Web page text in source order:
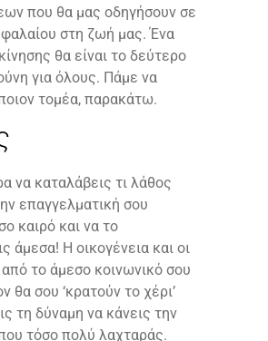
που θα μας οδηγήσουν σε
στη ζωή μας. Ένα
θα είναι το δεύτερο
για όλους. Πάμε να
τομέα, παρακάτω.
να καταλάβεις τι λάθος
επαγγελματική σου
καιρό και να το
άμεσα! Η οικογένεια και οι
το άμεσο κοινωνικό σου
θα σου ‘κρατούν το χέρι’
τη δύναμη να κάνεις την
τόσο πολύ λαχταράς.